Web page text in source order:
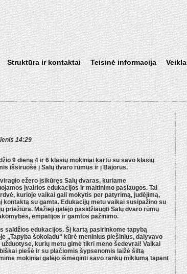
Struktūra ir kontaktai Teisinė informacija Veikla
14:29
9 dieną 4 ir 6 klasių mokiniai kartu su savo klasių
išsiruošė į Salų dvaro rūmus ir į Bajorus.
ežero įsikūręs Salų dvaras, kuriame
įvairios edukacijos ir maitinimo paslaugos. Tai
kurioje vaikai gali mokytis per patyrimą, judėjimą,
kontaktą su gamta. Edukacijų metu vaikai susipažino su
priežiūra. Mažieji galėjo pasidžiaugti Salų dvaro rūmų
empatijos ir gamtos pažinimo.
edukacijos. Šį kartą pasirinkome tapybą
„Tapyba šokoladu“ kūrė meninius piešinius, dalyvavo
kurių metu gimė tikri meno šedevrai! Vaikai
piešė ir su plačiomis šypsenomis laižė šiltą
mokiniai galėjo išmėginti savo rankų miklumą tapant